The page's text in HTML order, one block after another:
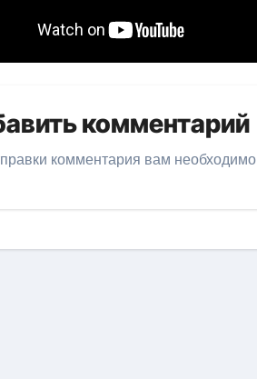
комментарий
комментария вам необходимо